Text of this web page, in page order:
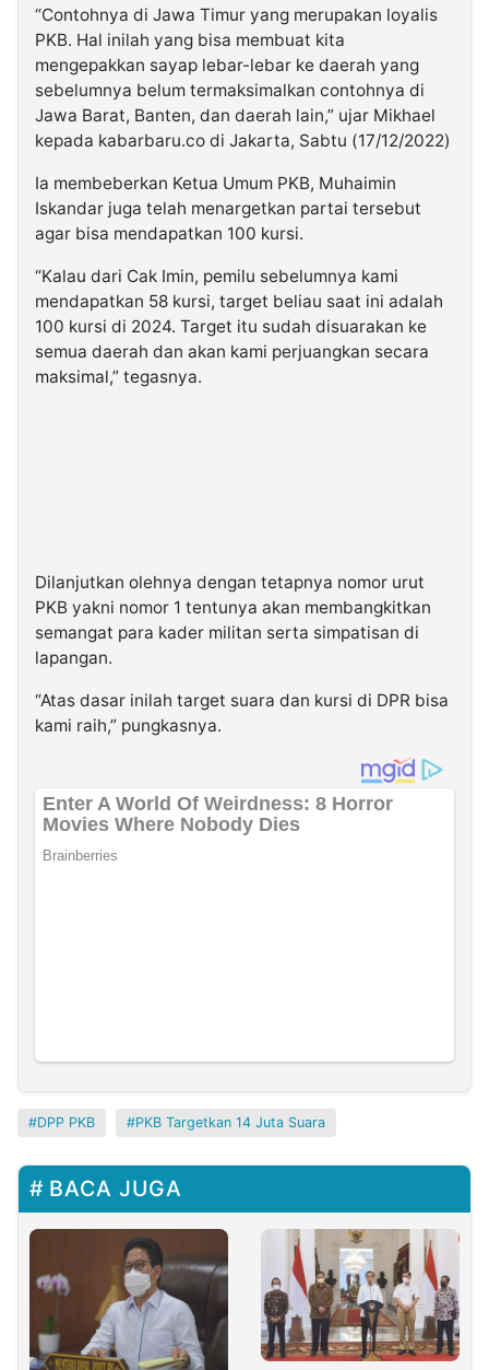
“Contohnya di Jawa Timur yang merupakan loyalis
PKB. Hal inilah yang bisa membuat kita
mengepakkan sayap lebar-lebar ke daerah yang
sebelumnya belum termaksimalkan contohnya di
Jawa Barat, Banten, dan daerah lain,” ujar Mikhael
kepada kabarbaru.co di Jakarta, Sabtu (17/12/2022)
Ia membeberkan Ketua Umum PKB, Muhaimin
Iskandar juga telah menargetkan partai tersebut
agar bisa mendapatkan 100 kursi.
“Kalau dari Cak Imin, pemilu sebelumnya kami
mendapatkan 58 kursi, target beliau saat ini adalah
100 kursi di 2024. Target itu sudah disuarakan ke
semua daerah dan akan kami perjuangkan secara
maksimal,” tegasnya.
Dilanjutkan olehnya dengan tetapnya nomor urut
PKB yakni nomor 1 tentunya akan membangkitkan
semangat para kader militan serta simpatisan di
lapangan.
“Atas dasar inilah target suara dan kursi di DPR bisa
kami raih,” pungkasnya.
DPP PKB PKB Targetkan 14 Juta Suara
BACA JUGA